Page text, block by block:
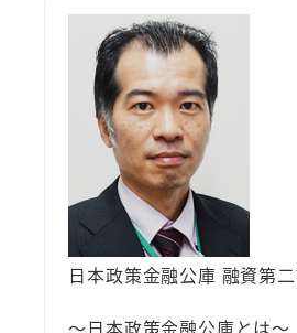
日本政策金融公庫 融資第
～日本政策金融公庫とは～